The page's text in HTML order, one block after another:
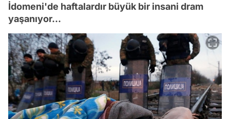
İdomeni'de haftalardır büyük bir insani dram
yaşanıyor...